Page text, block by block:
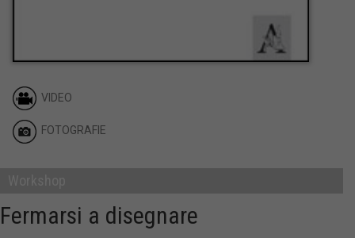
VIDEO
FOTOGRAFIE
Fermarsi a disegnare